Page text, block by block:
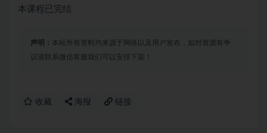
本课程已完结
声明： 本站所有资料均来源于网络以及用户发布，如对资源有争
议请联系微信客服我们可以安排下架！
收藏 海报 链接